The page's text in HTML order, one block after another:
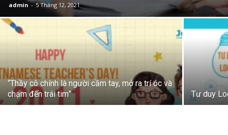
admin - 5 Tháng 12, 2021
“Thầy cô chính là người cầm tay, mở ra trí óc và
chạm đến trái tim”
Tư duy